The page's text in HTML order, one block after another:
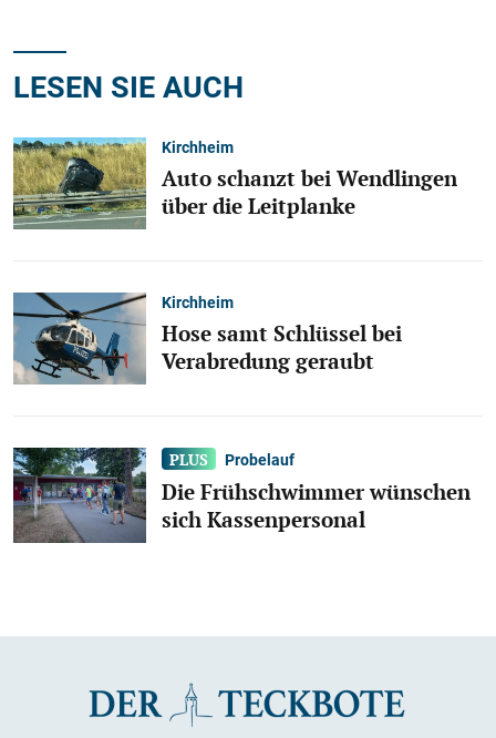
LESEN SIE AUCH
Kirchheim
Auto schanzt bei Wendlingen
über die Leitplanke
Kirchheim
Hose samt Schlüssel bei
Verabredung geraubt
Probelauf
Die Frühschwimmer wünschen
sich Kassenpersonal